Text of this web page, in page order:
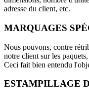
adresse du client, etc.
MARQUAGES
Nous pouvons, contre
notre client sur les
Ceci fait bien entendu
ESTAMPILLAGE